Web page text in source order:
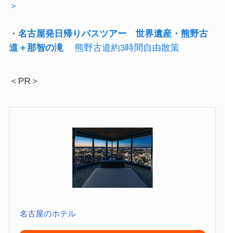
＞
・ 名古屋発日帰りバスツアー 世界遺産・熊野古
道＋那智の滝熊野古道約3時間自由散策
＜PR＞
名古屋のホテル